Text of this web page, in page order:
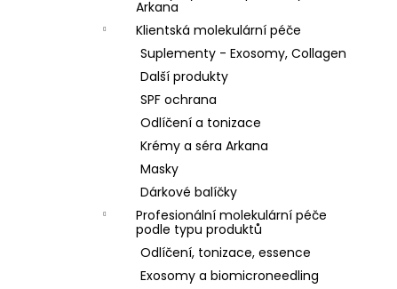
Arkana
Klientská molekulární péče
Suplementy - Exosomy, Collagen
Další produkty
SPF ochrana
Odlíčení a tonizace
Krémy a séra Arkana
Masky
Dárkové balíčky
Profesionální molekulární péče
podle typu produktů
Odlíčení, tonizace, essence
Exosomy a biomicroneedling